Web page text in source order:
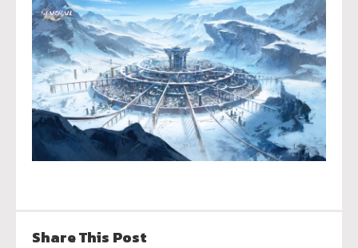
Share This Post